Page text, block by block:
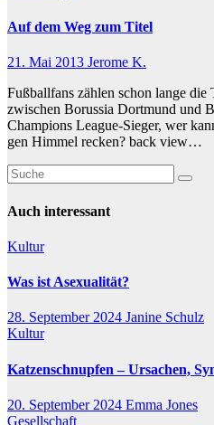
Auf dem Weg zum Titel
21. Mai 2013 Jerome K.
Fußballfans zählen schon lange
zwischen Borussia Dortmund und
Champions League-Sieger, wer
gen Himmel recken? back view…
Auch interessant
Kultur
Was ist Asexualität?
28. September 2024 Janine Schulz
Kultur
Katzenschnupfen – Ursachen,
20. September 2024 Emma Jones
Gesellschaft